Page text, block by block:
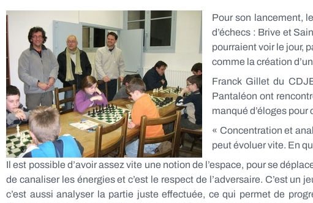
Pour son lancement,
d’échecs : Brive et
pourraient voir le jour,
comme la création
Franck Gillet du
Pantaléon ont
manqué d’éloges
« Concentration et
peut évoluer vite. En
Il est possible d’avoir assez vite une notion de l’espace, pour se
de canaliser les énergies et c’est le respect de l’adversaire. C’est
c’est aussi analyser la partie juste effectuée, ce qui permet de